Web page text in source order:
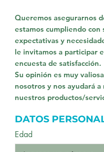
Queremos asegurarnos
estamos cumpliendo con
expectativas y
le invitamos a participar
encuesta de satisfacción.
Su opinión es muy
nosotros y nos ayudará a
nuestros productos/
DATOS
Edad